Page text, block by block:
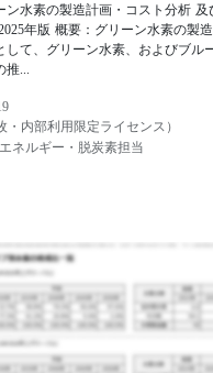
ン水素の製造計画・コスト分析
年版 概要：グリーン水素の製
して、グリーン水素、およびブル
推...
・内部利用限定ライセンス）
エネルギー・脱炭素担当